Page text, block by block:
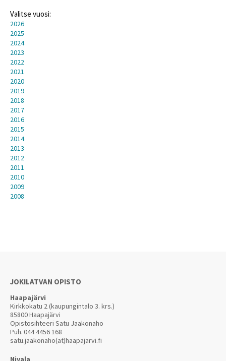
Valitse vuosi:
2026
2025
2024
2023
2022
2021
2020
2019
2018
2017
2016
2015
2014
2013
2012
2011
2010
2009
2008
JOKILATVAN OPISTO
Haapajärvi
Kirkkokatu 2 (kaupungintalo 3. krs.)
85800 Haapajärvi
Opistosihteeri Satu Jaakonaho
Puh.044 4456 168
satu.jaakonaho(at)haapajarvi.fi
Nivala